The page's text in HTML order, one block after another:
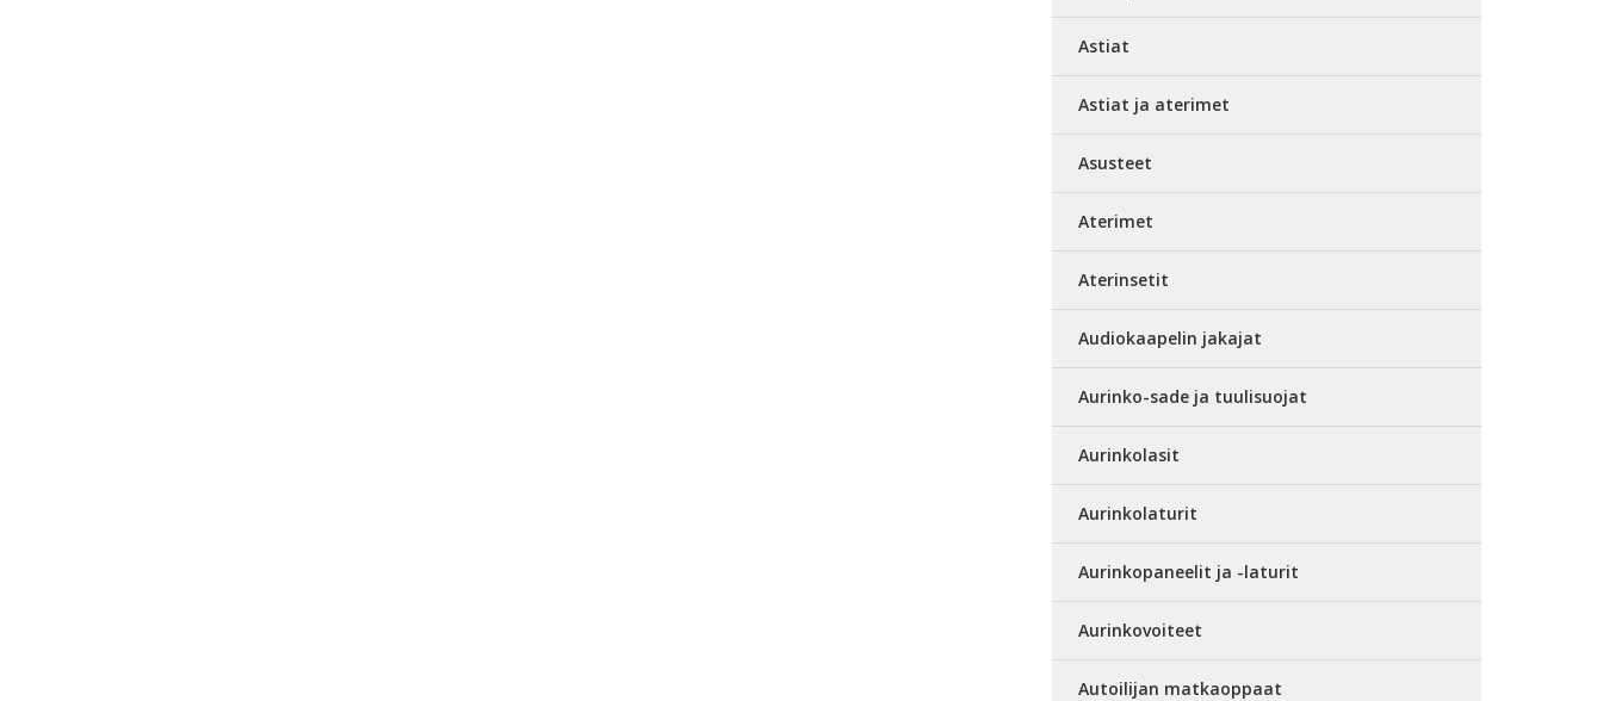
Astiat
Astiat ja aterimet
Asusteet
Aterimet
Aterinsetit
Audiokaapelin jakajat
Aurinko-sade ja tuulisuojat
Aurinkolasit
Aurinkolaturit
Aurinkopaneelit ja -laturit
Aurinkovoiteet
Autoilijan matkaoppaat